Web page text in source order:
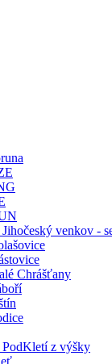
Jihočeský venkov -
Chrášťany
PodKletí z výšky